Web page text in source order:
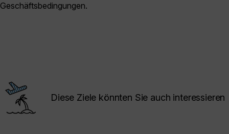
Geschäftsbedingungen.
Diese Ziele könnten Sie auch interessieren